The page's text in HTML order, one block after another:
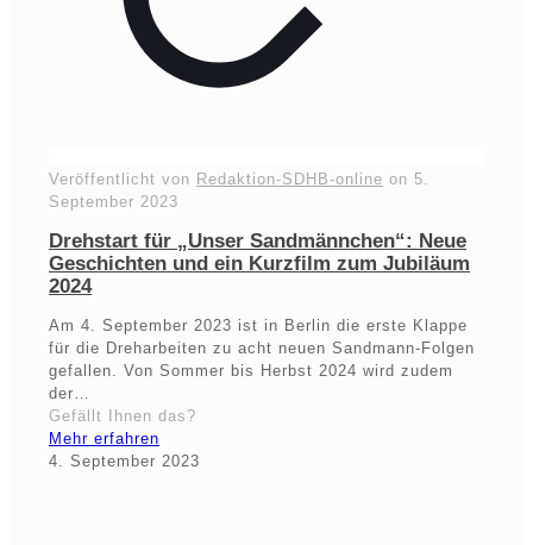
Veröffentlicht von Redaktion-SDHB-online on 5.
September 2023
Drehstart für „Unser Sandmännchen“: Neue
Geschichten und ein Kurzfilm zum Jubiläum
2024
Am 4. September 2023 ist in Berlin die erste Klappe
für die Dreharbeiten zu acht neuen Sandmann-Folgen
gefallen. Von Sommer bis Herbst 2024 wird zudem
der…
Gefällt Ihnen das?
Mehr erfahren
4. September 2023